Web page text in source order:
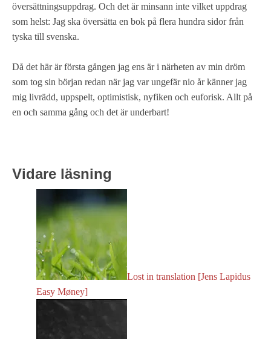
översättningsuppdrag. Och det är minsann inte vilket uppdrag
som helst: Jag ska översätta en bok på flera hundra sidor från
tyska till svenska.
Då det här är första gången jag ens är i närheten av min dröm
som tog sin början redan när jag var ungefär nio år känner jag
mig livrädd, uppspelt, optimistisk, nyfiken och euforisk. Allt på
en och samma gång och det är underbart!
Vidare läsning
Lost in translation [Jens Lapidus
Easy Møney]